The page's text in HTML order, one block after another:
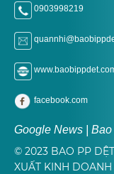
0903998219
facebook.com
Google News | Bao
© 2023 BAO PP
XUẤT KINH